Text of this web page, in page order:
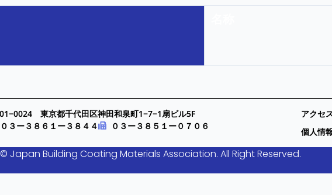
東京都千代田区神田和泉町1−7−1扇ビル5F
０３ー３８６１ー３８４４
０３ー３８５１ー０７０６
アクセ
個人情
Japan Building Coating Materials Association. All Right Reserved.